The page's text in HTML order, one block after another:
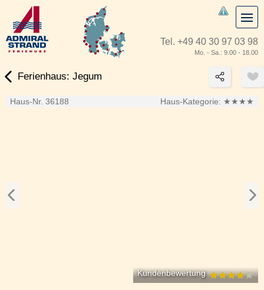
Tel. +49 40 30 97 03 98
Mo. - Sa.: 9.00 - 18.00
Ferienhaus: Jegum
Haus-Nr. 36188 Haus-Kategorie: ★★★★
Kundenbewertung